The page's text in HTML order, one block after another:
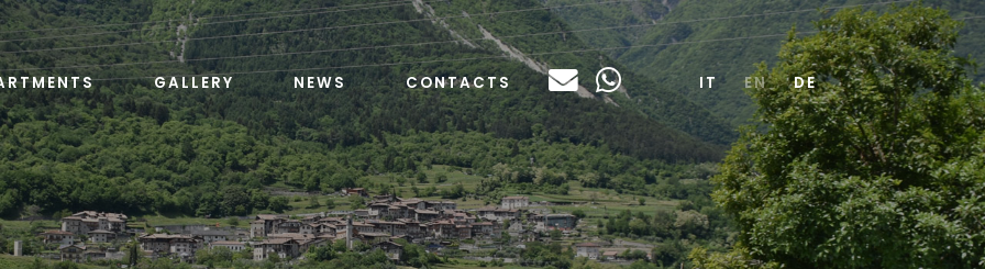
GALLERY NEWS CONTACTS IT EN DE